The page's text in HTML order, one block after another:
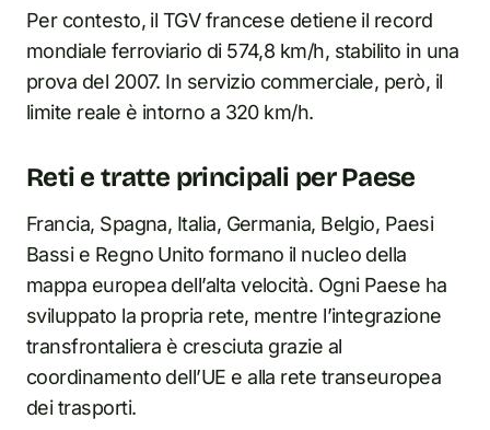
Per contesto, il TGV francese detiene il record
mondiale ferroviario di 574,8 km/h, stabilito in una
prova del 2007. In servizio commerciale, però, il
limite reale è intorno a 320 km/h.
Reti e tratte principali per Paese
Francia, Spagna, Italia, Germania, Belgio, Paesi
Bassi e Regno Unito formano il nucleo della
mappa europea dell’alta velocità. Ogni Paese ha
sviluppato la propria rete, mentre l’integrazione
transfrontaliera è cresciuta grazie al
coordinamento dell’UE e alla rete transeuropea
dei trasporti.